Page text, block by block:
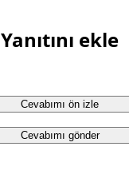
Yanıtını ekle
Cevabımı ön izle
Cevabımı gönder